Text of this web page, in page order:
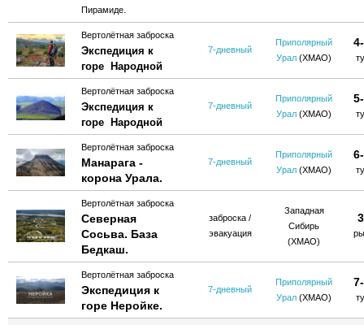
Пирамиде.
Вертолётная заброска
Экспедиция к
горе Народной
7-дневный
Приполярный
Урал (ХМАО)
Вертолётная заброска
Экспедиция к
горе Народной
7-дневный
Приполярный
Урал (ХМАО)
Вертолётная заброска
Манарага -
корона Урала.
7-дневный
Приполярный
Урал (ХМАО)
Вертолётная заброска
Северная
Сосьва. База
Бедкаш.
заброска /
эвакуация
Западная
Сибирь
(ХМАО)
Вертолётная заброска
Экспедиция к
горе Неройке.
7-дневный
Приполярный
Урал (ХМАО)
7